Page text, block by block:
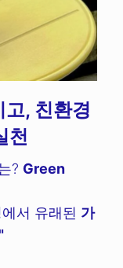
, 친환경
천
? Green
서 유래된 가